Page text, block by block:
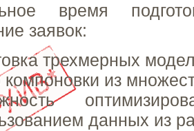
время
заявок:
трехмерных
из
данных из